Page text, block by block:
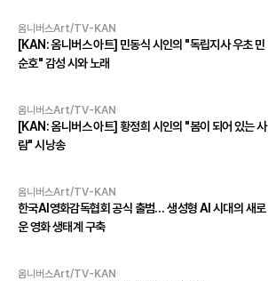
옴니버스Art/TV-KAN
[KAN: 옴니버스 아트] 민동식 시인의 "독립지사 우초 민
순호" 감성 시와 노래
옴니버스Art/TV-KAN
[KAN: 옴니버스 아트] 황정희 시인의 "봄이 되어 있는 사
람" 시낭송
옴니버스Art/TV-KAN
한국AI영화감독협회 공식 출범… 생성형 AI 시대의 새로
운 영화 생태계 구축
옴니버스Art/TV-KAN